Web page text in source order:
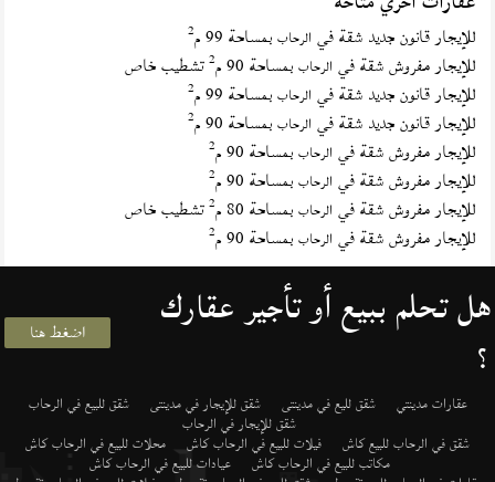
للإيجار قانون جديد شقة في الرحاب بمساحة 99 م 2
للإيجار مفروش شقة في الرحاب بمساحة 90 م 2تشطيب خاص
للإيجار قانون جديد شقة في الرحاب بمساحة 99 م 2
للإيجار قانون جديد شقة في الرحاب بمساحة 90 م 2
للإيجار مفروش شقة في الرحاب بمساحة 90 م 2
للإيجار مفروش شقة في الرحاب بمساحة 90 م 2
للإيجار مفروش شقة في الرحاب بمساحة 80 م 2تشطيب خاص
للإيجار مفروش شقة في الرحاب بمساحة 90 م 2
هل تحلم ببيع أو تأجير عقارك
؟ اضغط هنا
عقارات مدينتي شقق لليع في مدينتى شقق للإيجار في مدينتى شقق للبيع في الرحاب
شقق للإيجار في الرحاب
شقق في الرحاب للبيع كاش فيلات للبيع في الرحاب كاش محلات للبيع في الرحاب كاش
مكاتب للبيع في الرحاب كاش عيادات للبيع في الرحاب كاش